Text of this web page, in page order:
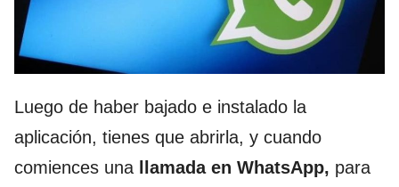
Luego de haber bajado e instalado la
aplicación, tienes que abrirla, y cuando
comiences una llamada en WhatsApp, para